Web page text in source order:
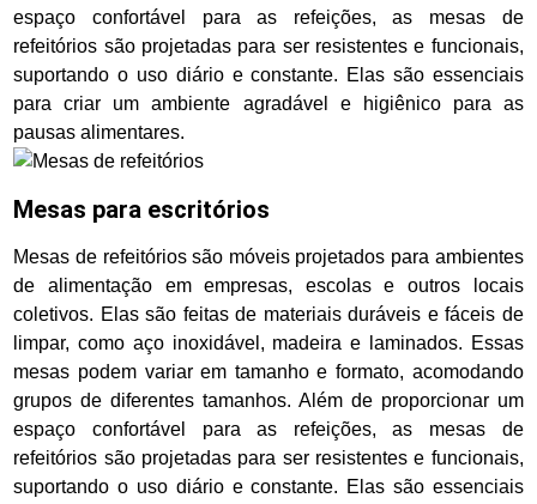
espaço confortável para as refeições, as mesas de
refeitórios são projetadas para ser resistentes e funcionais,
suportando o uso diário e constante. Elas são essenciais
para criar um ambiente agradável e higiênico para as
pausas alimentares.
Mesas para escritórios
Mesas de refeitórios são móveis projetados para ambientes
de alimentação em empresas, escolas e outros locais
coletivos. Elas são feitas de materiais duráveis e fáceis de
limpar, como aço inoxidável, madeira e laminados. Essas
mesas podem variar em tamanho e formato, acomodando
grupos de diferentes tamanhos. Além de proporcionar um
espaço confortável para as refeições, as mesas de
refeitórios são projetadas para ser resistentes e funcionais,
suportando o uso diário e constante. Elas são essenciais